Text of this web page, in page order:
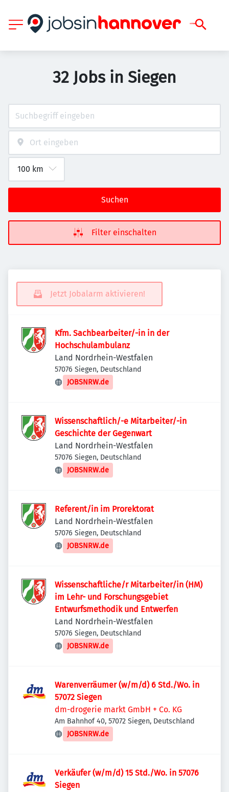
32 Jobs in Siegen
Suchen
Filter einschalten
Jetzt Jobalarm aktivieren!
Kfm. Sachbearbeiter/-in in der
Hochschulambulanz
Land Nordrhein-Westfalen
57076 Siegen, Deutschland
JOBSNRW.de
Wissenschaftlich/-e Mitarbeiter/-in
Geschichte der Gegenwart
Land Nordrhein-Westfalen
57076 Siegen, Deutschland
JOBSNRW.de
Referent/in im Prorektorat
Land Nordrhein-Westfalen
57076 Siegen, Deutschland
JOBSNRW.de
Wissenschaftliche/r Mitarbeiter/in (HM)
im Lehr- und Forschungsgebiet
Entwurfsmethodik und Entwerfen
Land Nordrhein-Westfalen
57076 Siegen, Deutschland
JOBSNRW.de
Warenverräumer (w/m/d) 6 Std./Wo. in
57072 Siegen
dm-drogerie markt GmbH + Co. KG
Am Bahnhof 40, 57072 Siegen, Deutschland
JOBSNRW.de
Verkäufer (w/m/d) 15 Std./Wo. in 57076
Siegen